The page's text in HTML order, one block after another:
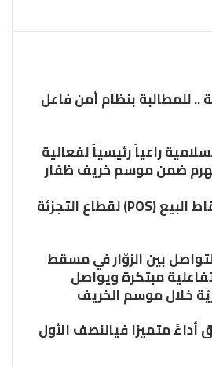
.. للمطالبة بنظام أمن فاعل
راعياً رئيسياً لفعالية
ضمن موسم خريف ظفار
زوهو تطلق حل نقاط البيع (POS) لقطاع التجزئة
بين الزوّار في مسقط
مبتكرة ويواصل
خلال موسم الخريف
أداءً متميزا فيالنصف الأول